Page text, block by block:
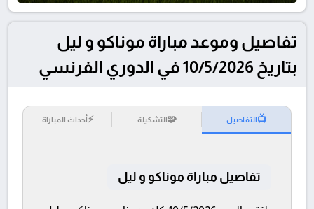
تفاصيل وموعد مباراة موناكو و ليل
بتاريخ 10/5/2026 في الدوري الفرنسي
📺التفاصيل 🧩التشكيلة ⚡أحداث المباراة
تفاصيل مباراة موناكو و ليل